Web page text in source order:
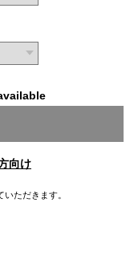
向け
ただきます。